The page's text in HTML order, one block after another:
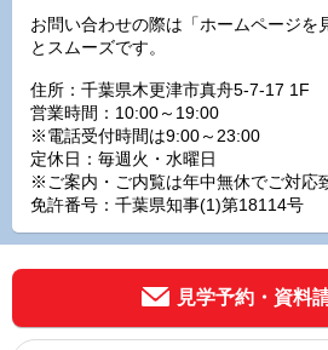
お問い合わせの際は「ホームページを
とスムーズです。
住所：千葉県木更津市真舟5-7-17 1F
営業時間：10:00～19:00
※電話受付時間は9:00～23:00
定休日：毎週火・水曜日
※ご案内・ご内覧は年中無休でご対応
免許番号：千葉県知事(1)第18114号
見学予約・資料